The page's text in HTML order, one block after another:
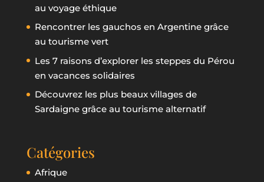
au voyage éthique
Rencontrer les gauchos en Argentine grâce
au tourisme vert
Les 7 raisons d’explorer les steppes du Pérou
en vacances solidaires
Découvrez les plus beaux villages de
Sardaigne grâce au tourisme alternatif
Catégories
Afrique